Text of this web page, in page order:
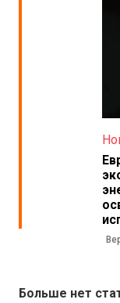
Больше нет